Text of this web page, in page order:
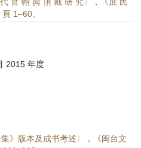
1–60。
2015 年度
》版本及成书考述〉，《闽台文